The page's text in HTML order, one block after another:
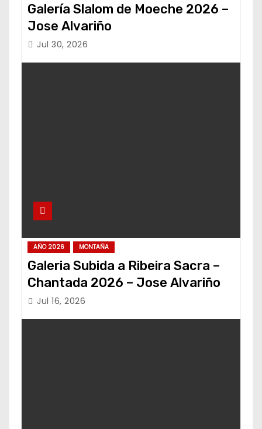
Galería Slalom de Moeche 2026 –
Jose Alvariño
Jul 30, 2026
AÑO 2026 MONTAÑA
Galeria Subida a Ribeira Sacra –
Chantada 2026 – Jose Alvariño
Jul 16, 2026